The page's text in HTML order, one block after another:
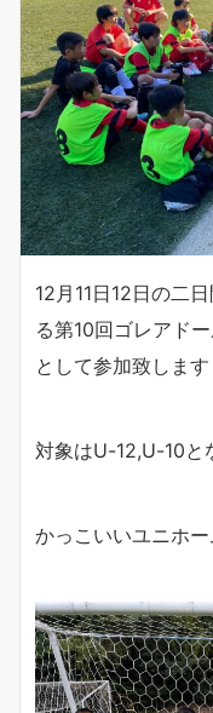
12月11日12日の二
る第10回ゴレアド
として参加致します
対象はU-12,U-10と
かっこいいユニホ